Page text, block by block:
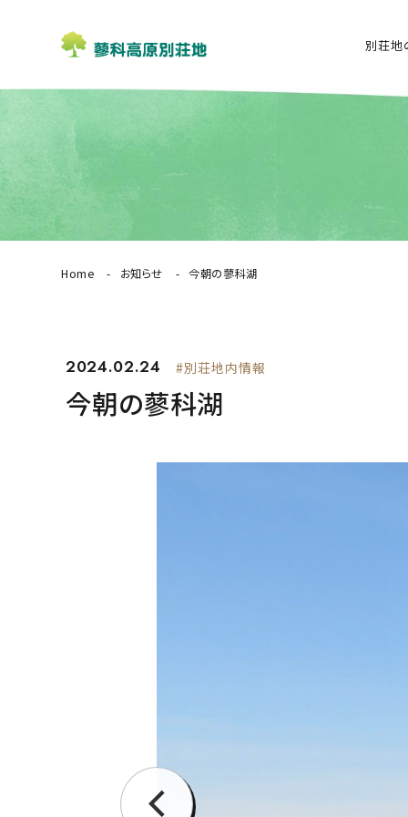
別荘地
Home お知らせ 今朝の蓼科湖
2024.02.24 #別荘地内情報
今朝の蓼科湖